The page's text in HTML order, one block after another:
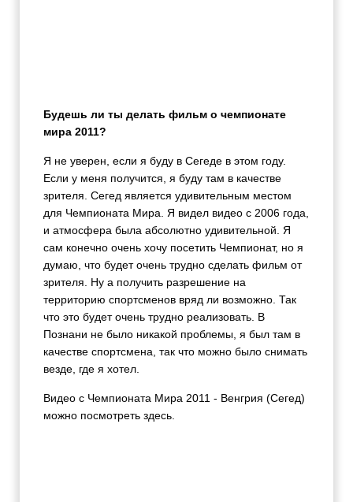
Будешь ли ты делать фильм о чемпионате
мира 2011?
Я не уверен, если я буду в Сегеде в этом году.
Если у меня получится, я буду там в качестве
зрителя. Сегед является удивительным местом
для Чемпионата Мира. Я видел видео с 2006 года,
и атмосфера была абсолютно удивительной. Я
сам конечно очень хочу посетить Чемпионат, но я
думаю, что будет очень трудно сделать фильм от
зрителя. Ну а получить разрешение на
территорию спортсменов вряд ли возможно. Так
что это будет очень трудно реализовать. В
Познани не было никакой проблемы, я был там в
качестве спортсмена, так что можно было снимать
везде, где я хотел.
Видео с Чемпионата Мира 2011 - Венгрия (Сегед)
можно посмотреть здесь.